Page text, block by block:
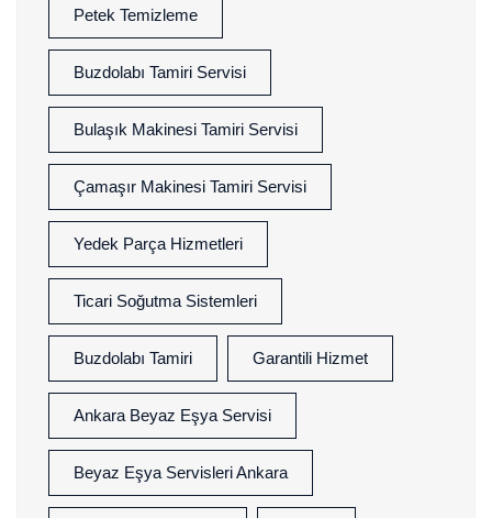
Petek Temizleme
Buzdolabı Tamiri Servisi
Bulaşık Makinesi Tamiri Servisi
Çamaşır Makinesi Tamiri Servisi
Yedek Parça Hizmetleri
Ticari Soğutma Sistemleri
Buzdolabı Tamiri Garantili Hizmet
Ankara Beyaz Eşya Servisi
Beyaz Eşya Servisleri Ankara